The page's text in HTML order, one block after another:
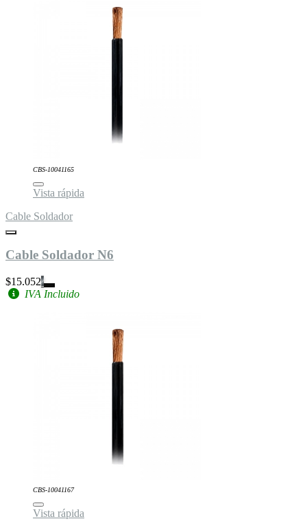
CBS-10041165
Vista rápida
Cable Soldador
Cable Soldador N6
$15.052
IVA Incluido
CBS-10041167
Vista rápida